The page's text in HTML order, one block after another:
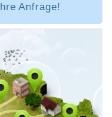
Anfrage!